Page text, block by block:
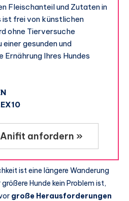
Fleischanteil und Zutaten in
frei von künstlichen
ohne Tierversuche
gesunden und
Ihres Hundes
anfordern »
ist eine längere Wanderung
Hunde kein Problem ist,
große Herausforderungen